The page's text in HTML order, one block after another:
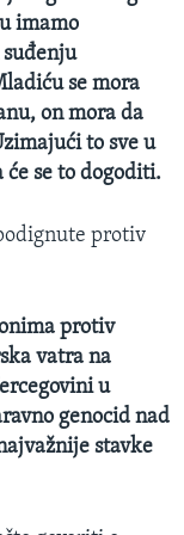
imamo
se mora
on mora da
to sve u
se to dogoditi.
protiv
protiv
vatra na
u
genocid nad
stavke